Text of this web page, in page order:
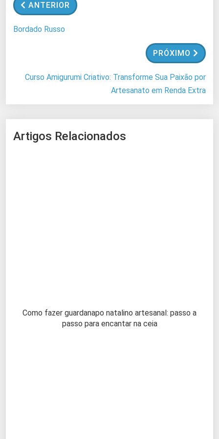
d
ANTERIOR
Bordado Russo
PRÓXIMO
Curso Amigurumi Criativo: Transforme Sua Paixão por
Artesanato em Renda Extra
Artigos Relacionados
Como fazer guardanapo natalino artesanal: passo a
passo para encantar na ceia